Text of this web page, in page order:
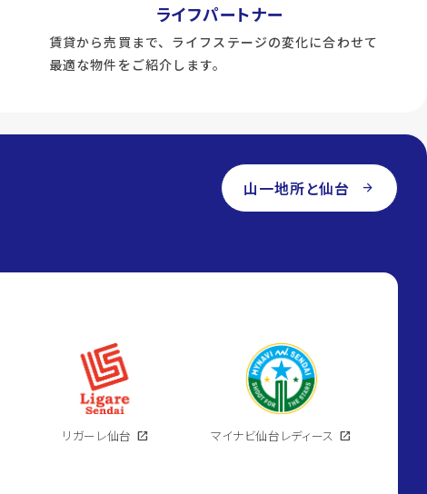
ライフパートナー
賃貸から売買まで、ライフステージの変化に合わせて
最適な物件をご紹介します。
山一地所と仙台 arrow_forward
リガーレ仙台 open_in_new マイナビ仙台レディース open_in_new